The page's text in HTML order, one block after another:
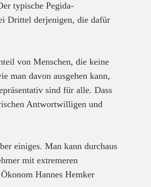
typische Pegida-
Drittel derjenigen, die dafür
von Menschen, die keine
man davon ausgehen kann,
sind für alle. Dass
Antwortwilligen und
einiges. Man kann durchaus
mit extremeren
Hannes Hemker